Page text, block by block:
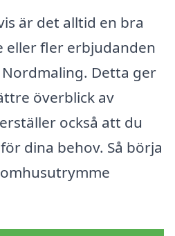
är det alltid en bra
eller fler erbjudanden
Detta ger
överblick av
också att du
dina behov. Så börja